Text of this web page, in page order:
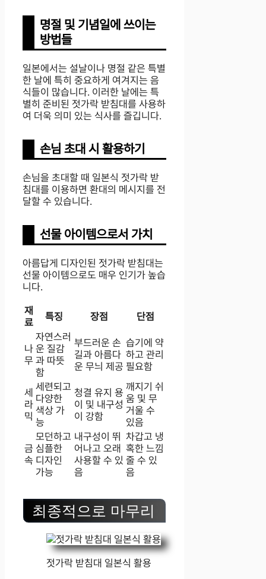
명절 및 기념일에 쓰이는
방법들
일본에서는 설날이나 명절 같은 특별
한 날에 특히 중요하게 여겨지는 음
식들이 많습니다. 이러한 날에는 특
별히 준비된 젓가락 받침대를 사용하
여 더욱 의미 있는 식사를 즐깁니다.
손님 초대 시 활용하기
손님을 초대할 때 일본식 젓가락 받
침대를 이용하면 환대의 메시지를 전
달할 수 있습니다.
선물 아이템으로서 가치
아름답게 디자인된 젓가락 받침대는
선물 아이템으로도 매우 인기가 높습
니다.
재
료
특징 장점 단점
나
무
자연스러
운 질감
과 따뜻
함
부드러운 손
길과 아름다
운 무늬 제공
습기에 약
하고 관리
필요함
세
라
믹
세련되고
다양한
색상 가
능
청결 유지 용
이 및 내구성
이 강함
깨지기 쉬
움 및 무
거울 수
있음
금
속
모던하고
심플한
디자인
가능
내구성이 뛰
어나고 오래
사용할 수 있
음
차갑고 냉
혹한 느낌
줄 수 있
음
최종적으로 마무리
젓가락 받침대 일본식 활용